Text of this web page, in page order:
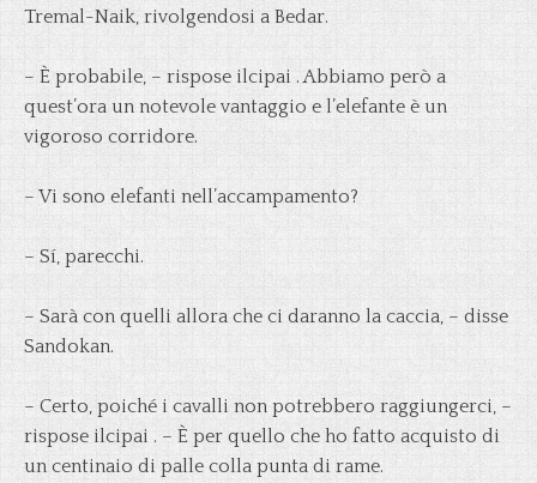
Tremal-Naik, rivolgendosi a Bedar.
– È probabile, – rispose ilcipai . Abbiamo però a
quest’ora un notevole vantaggio e l’elefante è un
vigoroso corridore.
– Vi sono elefanti nell’accampamento?
– Sí, parecchi.
– Sarà con quelli allora che ci daranno la caccia, – disse
Sandokan.
– Certo, poiché i cavalli non potrebbero raggiungerci, –
rispose ilcipai . – È per quello che ho fatto acquisto di
un centinaio di palle colla punta di rame.